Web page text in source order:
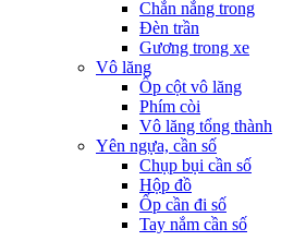
Chắn nắng trong
Đèn trần
Gương trong xe
Vô lăng
Ốp cột vô lăng
Phím còi
Vô lăng tổng thành
Yên ngựa, cần số
Chụp bụi cần số
Hộp đồ
Ốp cần đi số
Tay nắm cần số